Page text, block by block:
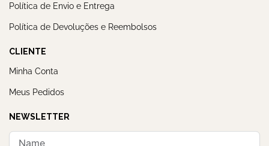
Política de Envio e Entrega
Política de Devoluções e Reembolsos
CLIENTE
Minha Conta
Meus Pedidos
NEWSLETTER